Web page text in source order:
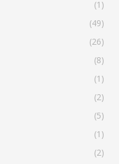
(1)
(49)
(26)
(8)
(1)
(2)
(5)
(1)
(2)